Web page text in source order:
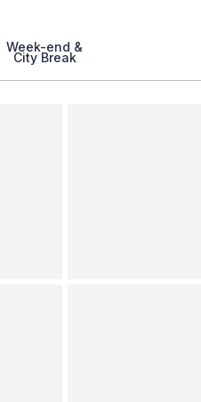
Week-end &
City Break